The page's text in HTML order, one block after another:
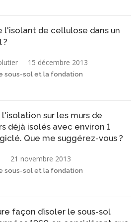
l'isolant de cellulose dans un
?
15 décembre 2013
sous-sol et la fondation
sur les murs de
déjà isolés avec environ 1
Que me suggérez-vous ?
21 novembre 2013
sous-sol et la fondation
façon d’isoler le sous-sol